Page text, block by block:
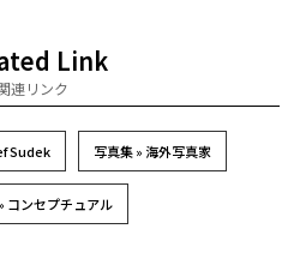
Link
連リンク
Sudek 写真集 » 海外写真家
コンセプチュアル